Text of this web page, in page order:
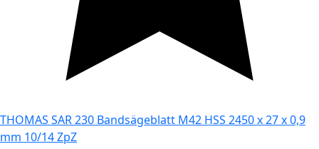
THOMAS SAR 230 Bandsägeblatt M42 HSS 2450 x 27 x 0,9
mm 10/14 ZpZ